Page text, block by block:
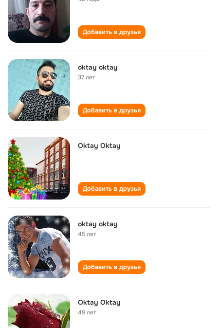
Добавить в друзья
oktay oktay
37 лет
Добавить в друзья
Oktay Oktay
Добавить в друзья
oktay oktay
45 лет
Добавить в друзья
Oktay Oktay
49 лет